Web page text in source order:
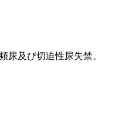
尿及び切迫性尿失禁。